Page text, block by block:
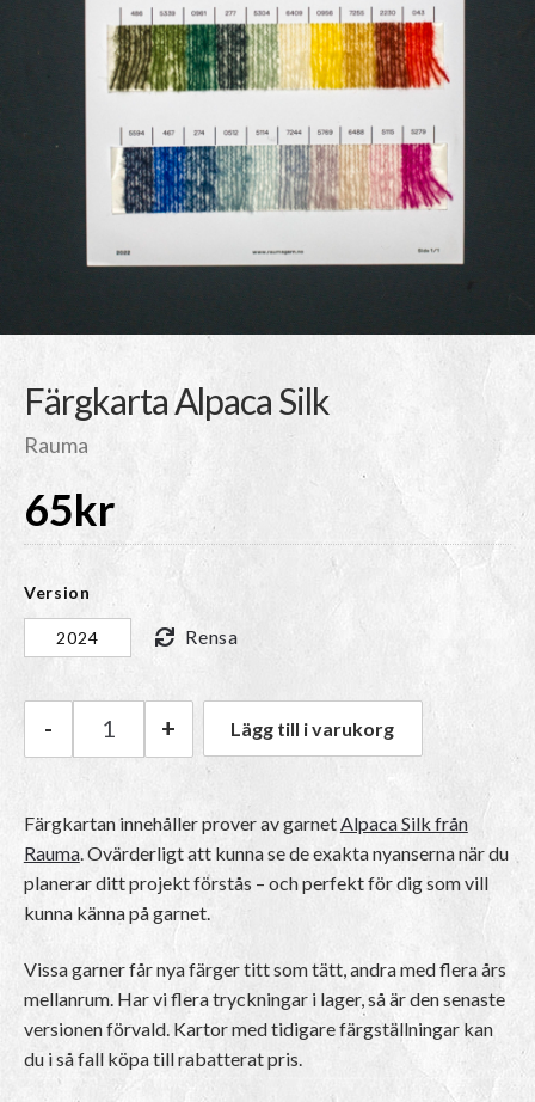
Färgkarta Alpaca Silk
Rauma
65kr
Version
2024 Rensa
Rauma Färgkarta Alpaca Silk mängd
- + Lägg till i varukorg
Färgkartan innehåller prover av garnet Alpaca Silk från
Rauma. Ovärderligt att kunna se de exakta nyanserna när du
planerar ditt projekt förstås – och perfekt för dig som vill
kunna känna på garnet.
Vissa garner får nya färger titt som tätt, andra med flera års
mellanrum. Har vi flera tryckningar i lager, så är den senaste
versionen förvald. Kartor med tidigare färgställningar kan
du i så fall köpa till rabatterat pris.